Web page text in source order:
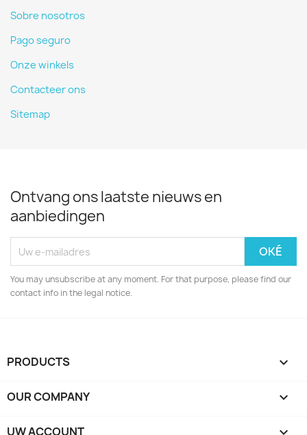
Sobre nosotros
Pago seguro
Onze winkels
Contacteer ons
Sitemap
Ontvang ons laatste nieuws en
aanbiedingen
You may unsubscribe at any moment. For that purpose, please find our
contact info in the legal notice.
PRODUCTS 
OUR COMPANY 
UW ACCOUNT